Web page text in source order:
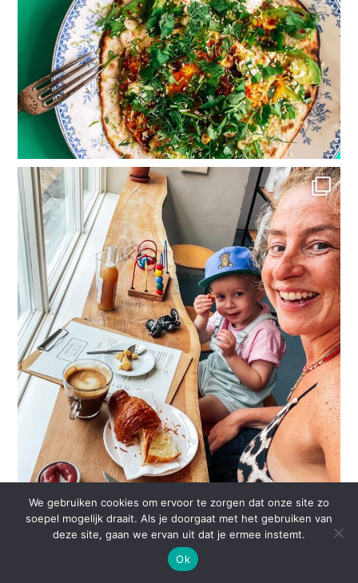
We gebruiken cookies om ervoor te zorgen dat onze site zo
soepel mogelijk draait. Als je doorgaat met het gebruiken van
deze site, gaan we ervan uit dat je ermee instemt.
Ok